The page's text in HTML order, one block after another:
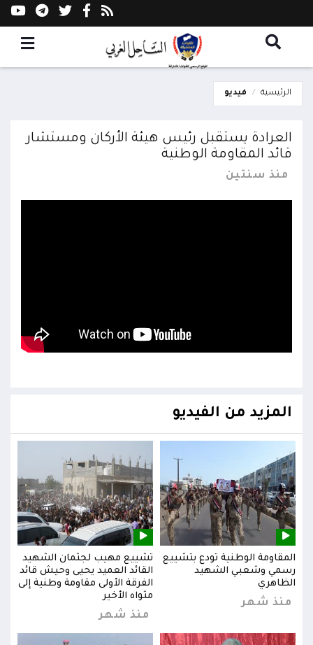
الرئيسية فيديو
العرادة يستقبل رئيس هيئة الأركان ومستشار
قائد المقاومة الوطنية
منذ سنتين
المزيد من الفيديو
المقاومة الوطنية تودع بتشييع
رسمي وشعبي الشهيد
الظاهري
منذ شهر
تشييع مهيب لجثمان الشهيد
القائد العميد يحيى وحيش قائد
الفرقة الأولى مقاومة وطنية إلى
مثواه الأخير
منذ شهر